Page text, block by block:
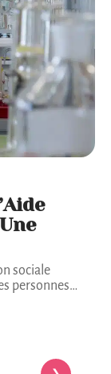
sociale
personnes…